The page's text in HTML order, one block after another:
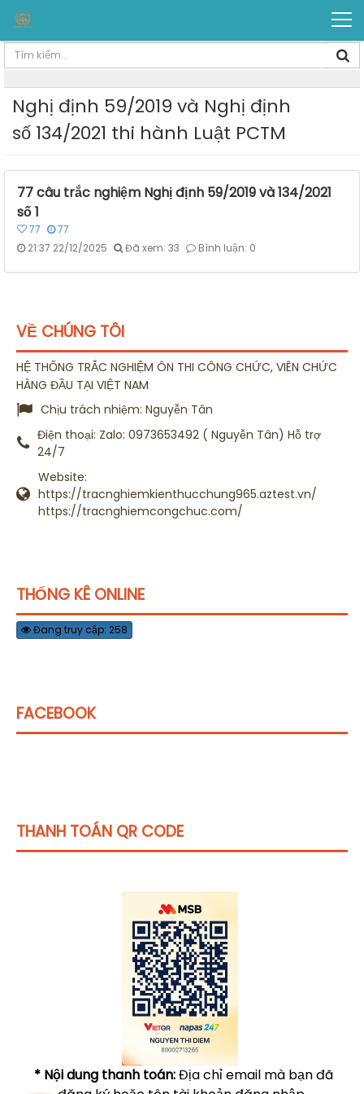
Nghị định 59/2019 và Nghị định
số 134/2021 thi hành Luật PCTM
77 câu trắc nghiệm Nghị định 59/2019 và 134/2021
số 1
77
77
21:37 22/12/2025
Đã xem: 33 Bình luận: 0
VỀ CHÚNG TÔI
HỆ THỐNG TRẮC NGHIỆM ÔN THI CÔNG CHỨC, VIÊN CHỨC
HÀNG ĐẦU TẠI VIỆT NAM
Chịu trách nhiệm: Nguyễn Tân
Điện thoại: Zalo: 0973653492 ( Nguyễn Tân) Hỗ trợ
24/7
Website:
https://tracnghiemkienthucchung965.aztest.vn/
https://tracnghiemcongchuc.com/
THỐNG KÊ ONLINE
Đang truy cập: 258
FACEBOOK
THANH TOÁN QR CODE
* Nội dung thanh toán:Địa chỉ email mà bạn đã